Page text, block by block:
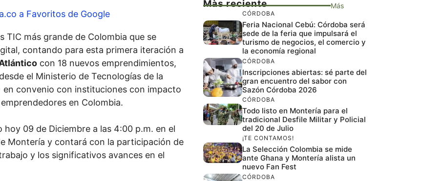
a Favoritos de Google
TIC más grande de Colombia que se
contando para esta primera iteración a
con 18 nuevos emprendimientos,
el Ministerio de Tecnologías de la
convenio con instituciones con impacto
en Colombia.
hoy 09 de Diciembre a las 4:00 p.m. en el
Montería y contará con la participación de
y los significativos avances en el
Màs reciente Más
CÓRDOBA
Feria Nacional Cebú: Córdoba será
sede de la feria que impulsará el
turismo de negocios, el comercio y
la economía regional
CÓRDOBA
Inscripciones abiertas: sé parte del
gran encuentro del sabor con
Sazón Córdoba 2026
CÓRDOBA
Todo listo en Montería para el
tradicional Desfile Militar y Policial
del 20 de Julio
¡TE CONTAMOS!
La Selección Colombia se mide
ante Ghana y Montería alista un
nuevo Fan Fest
CÓRDOBA